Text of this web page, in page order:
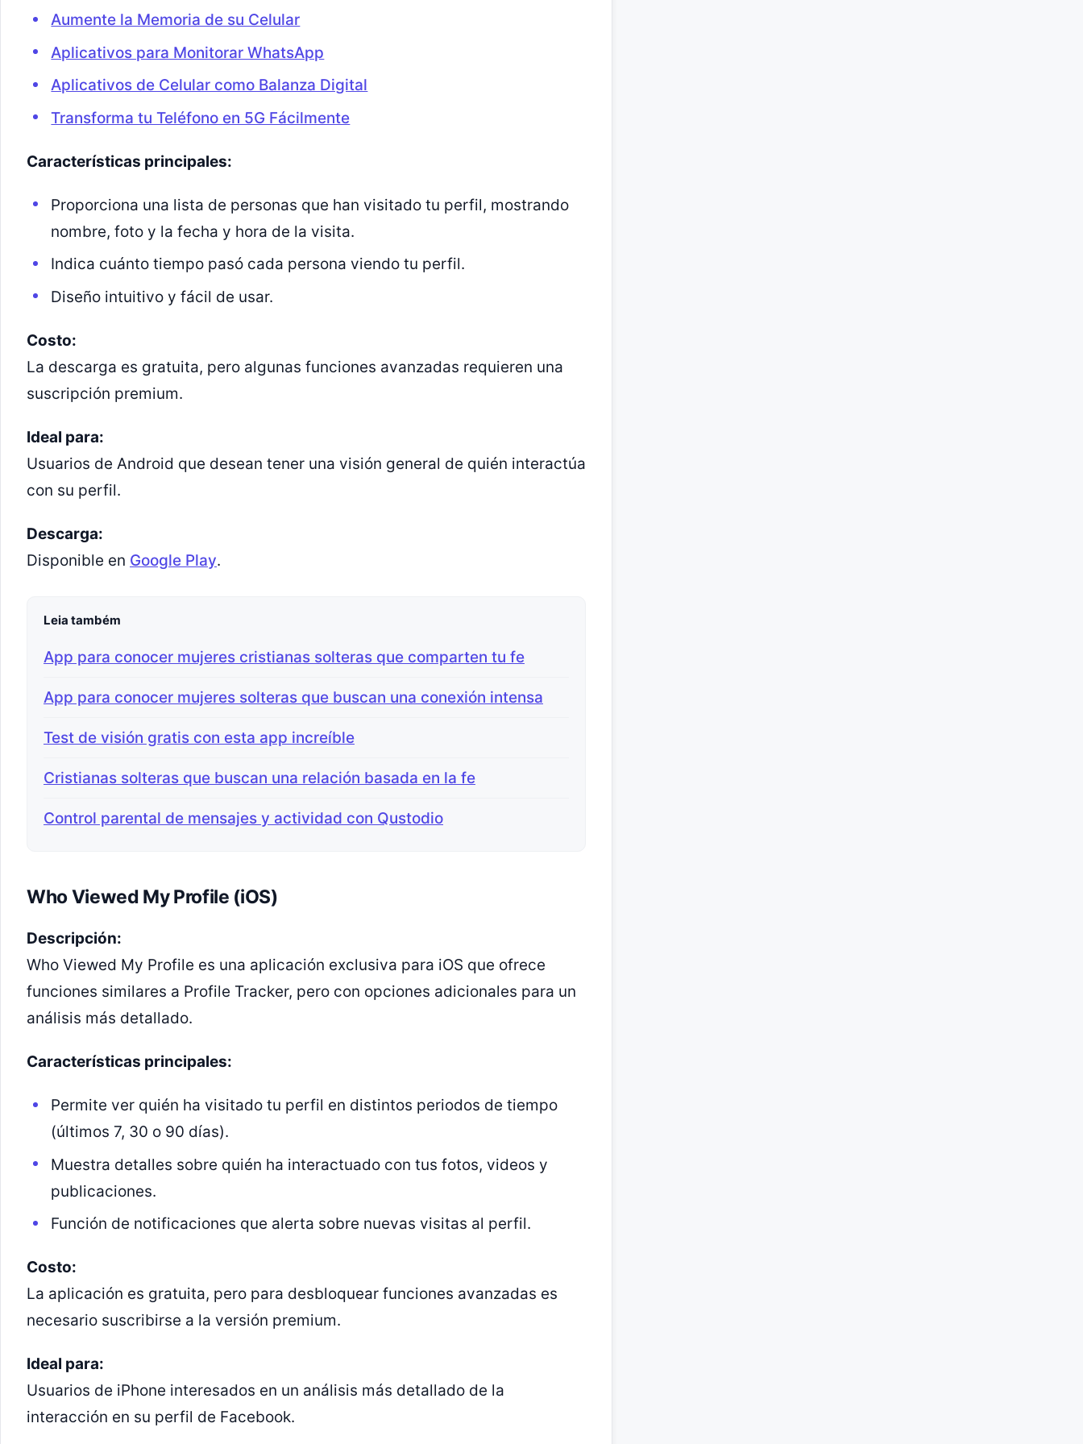
Aumente la Memoria de su Celular
Aplicativos para Monitorar WhatsApp
Aplicativos de Celular como Balanza Digital
Transforma tu Teléfono en 5G Fácilmente
Características principales:
Proporciona una lista de personas que han visitado tu perfil, mostrando
nombre, foto y la fecha y hora de la visita.
Indica cuánto tiempo pasó cada persona viendo tu perfil.
Diseño intuitivo y fácil de usar.
Costo:
La descarga es gratuita, pero algunas funciones avanzadas requieren una
suscripción premium.
Ideal para:
Usuarios de Android que desean tener una visión general de quién interactúa
con su perfil.
Descarga:
Disponible en Google Play.
Leia também
App para conocer mujeres cristianas solteras que comparten tu fe
App para conocer mujeres solteras que buscan una conexión intensa
Test de visión gratis con esta app increíble
Cristianas solteras que buscan una relación basada en la fe
Control parental de mensajes y actividad con Qustodio
Who Viewed My Profile (iOS)
Descripción:
Who Viewed My Profile es una aplicación exclusiva para iOS que ofrece
funciones similares a Profile Tracker, pero con opciones adicionales para un
análisis más detallado.
Características principales:
Permite ver quién ha visitado tu perfil en distintos periodos de tiempo
(últimos 7, 30 o 90 días).
Muestra detalles sobre quién ha interactuado con tus fotos, videos y
publicaciones.
Función de notificaciones que alerta sobre nuevas visitas al perfil.
Costo:
La aplicación es gratuita, pero para desbloquear funciones avanzadas es
necesario suscribirse a la versión premium.
Ideal para:
Usuarios de iPhone interesados en un análisis más detallado de la
interacción en su perfil de Facebook.